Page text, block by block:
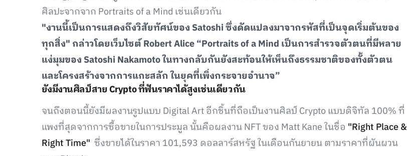
ศิลปะจากจาก Portraits of a Mind เช่นเดียวกัน
"งานนี้เป็นการแสดงถึงวิสัยทัศน์ของ Satoshi ซึ่งดัดแปลงมาจากรหัสที่เป็นจุดเริ่มต้นของ
ทุกสิ่ง" กล่าวโดยเว็บไซต์ Robert Alice “Portraits of a Mind เป็นการสำรวจตัวตนที่มีหลาย
แง่มุมของ Satoshi Nakamoto ในทางกลับกันยังสะท้อนให้เห็นถึงธรรมชาติของทั้งตัวตน
และโครงสร้างจากการแกะสลัก ในยุคที่เพิ่งกระจายอำนาจ”
ยังมีงานศิลป์สาย Crypto ที่ฟันราคาได้สูงเช่นเดียวกัน
จนถึงตอนนี้ยังมีผลงานรูปแบบ Digital Art อีกชิ้นที่ถือเป็นงานศิลป์ Crypto แบบดิจิทัล 100% ที่
แพงที่สุดจากการซื้อขายในการประมูล นั้นคือผลงาน NFT ของ Matt Kane ในชื่อ "Right Place &
Right Time" ซึ่งขายได้ในราคา 101,593 ดอลลาร์สหรัฐ ในเดือนกันยายน ตามราคาที่ผันผวน